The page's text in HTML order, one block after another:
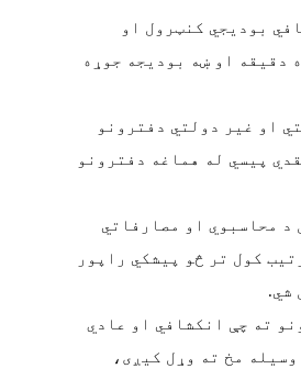
بوديجي کنټرول او
دقیقه او ښه بوديجه جوړه
او غیر دولتي دفترونو
پیسي له هماغه دفترونو
د محاسبوي او مصارفاتي
کول تر څو پیشکي راپور
شي.
ته چې انکشافي او عادي
مخ ته وړل کیږی،